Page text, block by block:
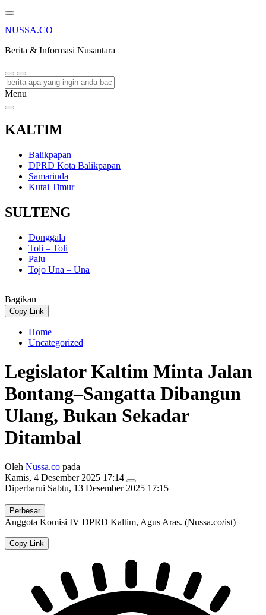
NUSSA.CO
Berita & Informasi Nusantara
Menu
KALTIM
Balikpapan
DPRD Kota Balikpapan
Samarinda
Kutai Timur
SULTENG
Donggala
Toli – Toli
Palu
Tojo Una – Una
Bagikan
Copy Link
Home
Uncategorized
Legislator Kaltim Minta Jalan
Bontang–Sangatta Dibangun
Ulang, Bukan Sekadar
Ditambal
Oleh Nussa.co pada
Kamis, 4 Desember 2025 17:14
Diperbarui Sabtu, 13 Desember 2025 17:15
Perbesar
Anggota Komisi IV DPRD Kaltim, Agus Aras. (Nussa.co/ist)
Copy Link